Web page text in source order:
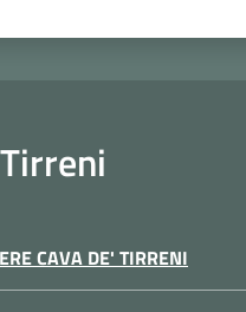
CAVA DE' TIRRENI